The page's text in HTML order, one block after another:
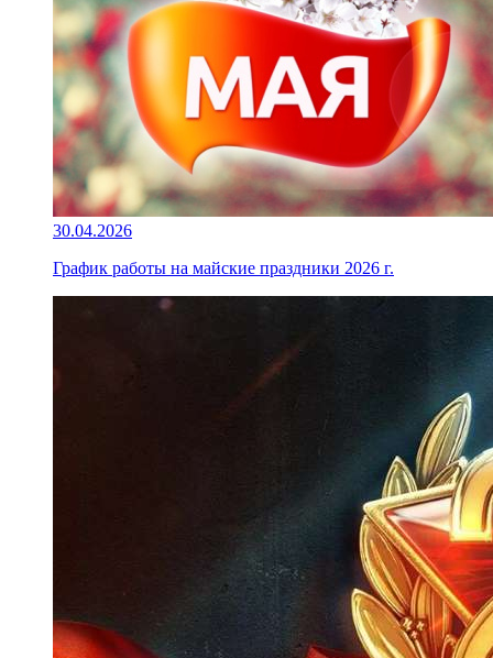
30.04.2026
График работы на майские праздники 2026 г.